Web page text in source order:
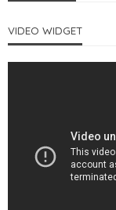
VIDEO WIDGET